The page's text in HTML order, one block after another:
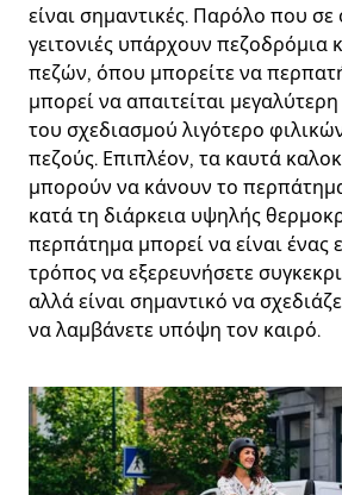
είναι σημαντικές. Παρόλο που σε
γειτονιές υπάρχουν πεζοδρόμια
πεζών, όπου μπορείτε να
μπορεί να απαιτείται
του σχεδιασμού λιγότερο
πεζούς. Επιπλέον, τα καυτά
μπορούν να κάνουν το
κατά τη διάρκεια υψηλής
περπάτημα μπορεί να είναι ένας
τρόπος να εξερευνήσετε
αλλά είναι σημαντικό να
να λαμβάνετε υπόψη τον καιρό.